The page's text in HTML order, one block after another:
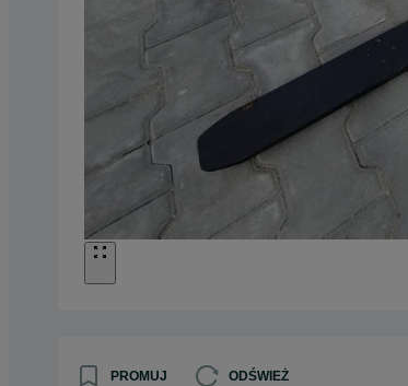
PROMUJ ODŚWIEŻ